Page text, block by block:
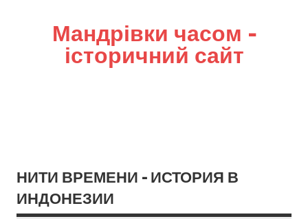
Мандрівки часом –
історичний сайт
НИТИ ВРЕМЕНИ – ИСТОРИЯ В
ИНДОНЕЗИИ